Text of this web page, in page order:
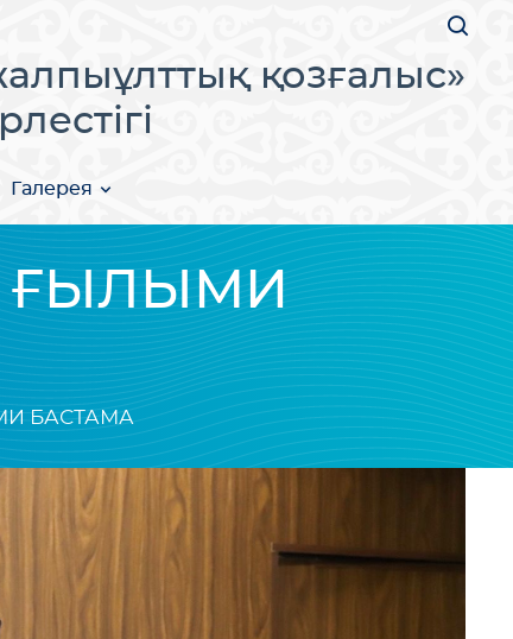
қозғалыс»
Галерея
ҒЫЛЫМИ
БАСТАМА